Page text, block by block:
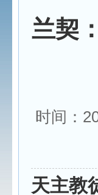
兰契
时间：
天主教